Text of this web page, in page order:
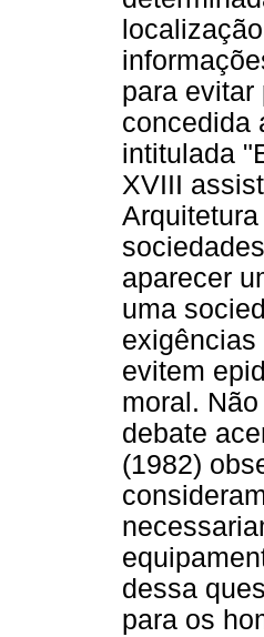
para
concedida
intitulada
XVIII
aparecer
uma
exigências
evitem
moral.
debate
(1982)
dessa
para os